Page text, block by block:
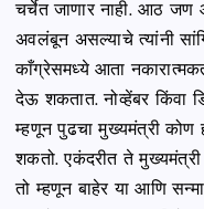
चर्चेत जाणार नाही. आठ जण
अवलंबून असल्याचे त्यांनी
काँग्रेसमध्ये आता
देऊ शकतात. नोव्हेंबर किंवा
म्हणून पुढचा मुख्यमंत्री कोण
शकतो. एकंदरीत ते मुख्यमंत्री
तो म्हणून बाहेर या आणि